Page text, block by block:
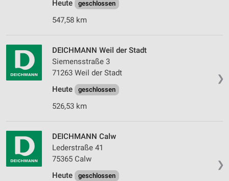
Heute geschlossen
547,58 km
❯
DEICHMANN Weil der Stadt
Siemensstraße 3
71263 Weil der Stadt
Heute
geschlossen
526,53 km
❯
DEICHMANN Calw
Lederstraße 41
75365 Calw
Heute
geschlossen